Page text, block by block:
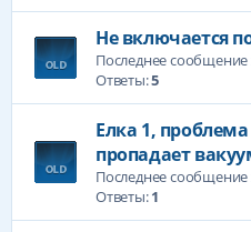
Не включается
Последнее сообщение
Ответы:5
Елка 1,
пропадает
Последнее сообщение
Ответы:1